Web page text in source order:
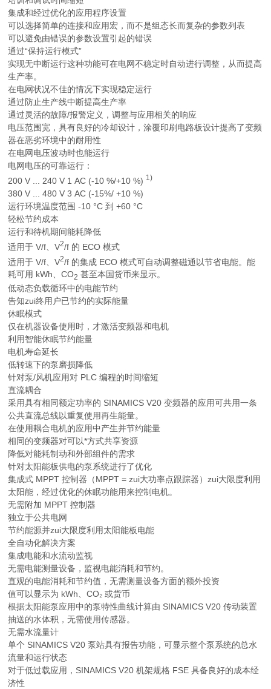
集成和经过优化的应用程序设置
可以选择简单的连接和应用宏，而不是组态长而复杂的参数列表
可以避免由错误的参数设置引起的错误
通过“保持运行模式”
实现无中断运行这种功能可在电网不稳定时自动进行调整，从而提高
生产率。
在电网状况不佳的情况下实现稳定运行
通过防止生产线中断提高生产率
通过灵活的故障/报警定义，调整与应用相关的响应
电压范围宽，具有良好的冷却设计，涂覆印刷电路板设计提高了变频
器在恶劣环境中的耐用性
在电网电压波动时也能运行
电网电压的可靠运行：
200 V ... 240 V 1 AC (-10 %/+10 %) 1)
380 V ... 480 V 3 AC (-15%/ +10 %)
运行环境温度范围 -10 °C 到 +60 °C
轻松节约成本
运行和待机期间能耗降低
适用于V/f、V2/f 的 ECO 模式
适用于V/f、V2/f 的集成 ECO 模式可自动调整磁通以节省电能。能
耗可用 kWh、CO2 甚至本国货币来显示。
低动态负载循环中的电能节约
告知zui终用户已节约的实际能量
休眠模式
仅在机器设备使用时，才激活变频器和电机
利用智能休眠节约能量
电机寿命延长
低转速下的泵磨损降低
针对泵/风机应用对 PLC 编程的时间缩短
直流耦合
采用具有相同额定功率的 SINAMICS V20 变频器的应用可共用一条
公共直流总线以重复使用再生能量。
在使用耦合电机的应用中产生并节约能量
相同的变频器对可以*方式共享资源
降低对能耗制动和外部组件的需求
针对太阳能板供电的泵系统进行了优化
集成式 MPPT 控制器（MPPT = zui大功率点跟踪器）zui大限度利用
太阳能，经过优化的休眠功能用来控制电机。
无需附加 MPPT 控制器
独立于公共电网
节约能源并zui大限度利用太阳能板电能
全自动化解决方案
集成电能和水流动监视
无需电能测量设备，监视电能消耗和节约。
直观的电能消耗和节约值，无需测量设备方面的额外投资
值可以显示为 kWh、CO₂ 或货币
根据太阳能泵应用中的泵特性曲线计算由 SINAMICS V20 传动装置
抽送的水体积，无需使用传感器。
无需水流量计
单个 SINAMICS V20 泵站具有报告功能，可显示整个泵系统的总水
流量和运行状态
对于低过载应用，SINAMICS V20 机架规格 FSE 具备良好的成本经
济性